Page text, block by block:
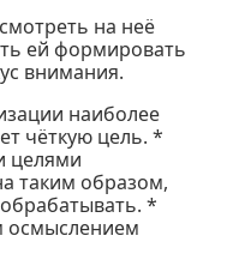
на неё
ей формировать
внимания.
наиболее
чёткую цель. *
целями
таким образом,
*
осмыслением